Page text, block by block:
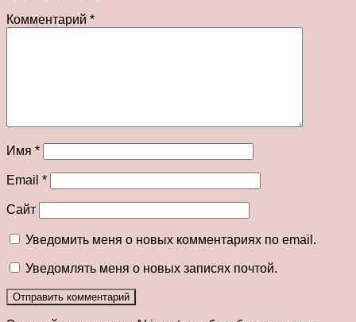
Комментарий *
Имя *
Email *
Сайт
Уведомить меня о новых комментариях по email.
Уведомлять меня о новых записях почтой.